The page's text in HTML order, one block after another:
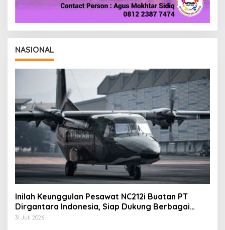
NASIONAL
Inilah Keunggulan Pesawat NC212i Buatan PT
Dirgantara Indonesia, Siap Dukung Berbagai
Operasi TNI
31 Juli 2026